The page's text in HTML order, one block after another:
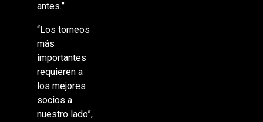
antes.”
“Los torneos
más
importantes
requieren a
los mejores
socios a
nuestro lado”,